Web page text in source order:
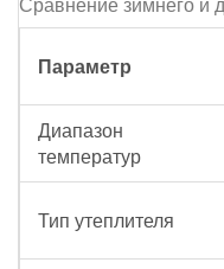
Сравнение зимнего и
Параметр
Диапазон
температур
Тип утеплителя